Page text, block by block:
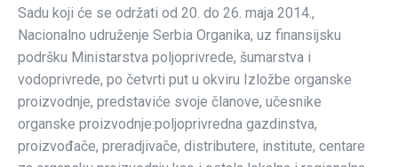
Sadu koji će se održati od 20. do 26. maja 2014.,
Nacionalno udruženje Serbia Organika, uz finansijsku
podršku Ministarstva poljoprivrede, šumarstva i
vodoprivrede, po četvrti put u okviru Izložbe organske
proizvodnje, predstaviće svoje članove, učesnike
organske proizvodnje:poljoprivredna gazdinstva,
proizvođače, preradjivače, distributere, institute, centare